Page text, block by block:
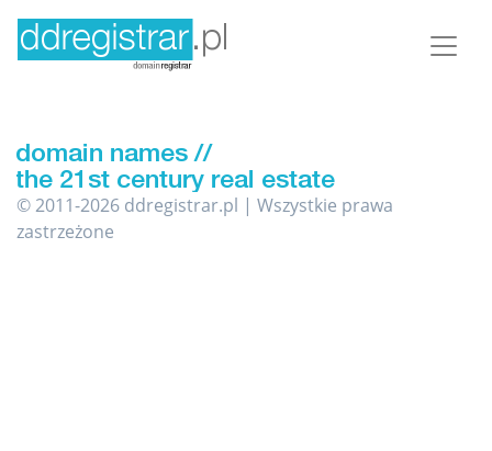
© 2011-2026 ddregistrar.pl | Wszystkie prawa
zastrzeżone